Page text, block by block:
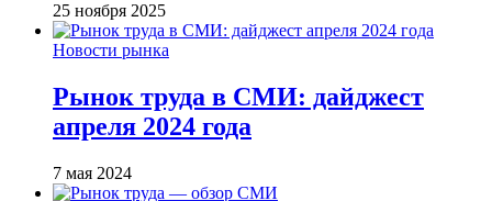
25 ноября 2025
Новости рынка
Рынок труда в СМИ: дайджест
апреля 2024 года
7 мая 2024